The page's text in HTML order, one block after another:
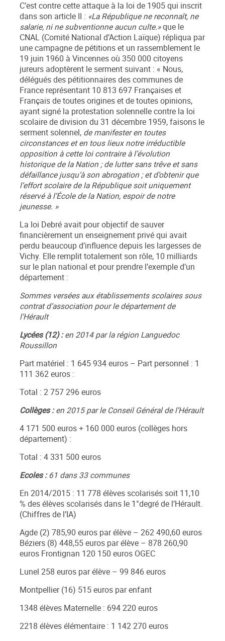
C’est contre cette attaque à la loi de 1905 qui inscrit
dans son article II : «La République ne reconnaît, ne
salarie, ni ne subventionne aucun culte.»que le
CNAL (Comité National d’Action Laïque) répliqua par
une campagne de pétitions et un rassemblement le
19 juin 1960 à Vincennes où 350 000 citoyens
jureurs adoptèrent le serment suivant : « Nous,
délégués des pétitionnaires des communes de
France représentant 10 813 697 Françaises et
Français de toutes origines et de toutes opinions,
ayant signé la protestation solennelle contre la loi
scolaire de division du 31 décembre 1959, faisons le
serment solennel, de manifester en toutes
circonstances et en tous lieux notre irréductible
opposition à cette loi contraire à l’évolution
historique de la Nation ; de lutter sans trêve et sans
défaillance jusqu’à son abrogation ; et d’obtenir que
l’effort scolaire de la République soit uniquement
réservé à l’École de la Nation, espoir de notre
jeunesse. »
La loi Debré avait pour objectif de sauver
financièrement un enseignement privé qui avait
perdu beaucoup d’influence depuis les largesses de
Vichy. Elle remplit totalement son rôle, 10 milliards
sur le plan national et pour prendre l’exemple d’un
département :
Sommes versées aux établissements scolaires sous
contrat d’association pour le département de
l’Hérault
Lycées (12) :en 2014 par la région Languedoc
Roussillon
Part matériel : 1 645 934 euros – Part personnel : 1
111 362 euros :
Total : 2 757 296 euros
Collèges :en 2015 par le Conseil Général de l’Hérault
4 171 500 euros + 160 000 euros (collèges hors
département) :
Total : 4 331 500 euros
Ecoles :61 dans 33 communes
En 2014/2015 : 11 778 élèves scolarisés soit 11,10
% des élèves scolarisés dans le 1°degré de l’Hérault.
(Chiffres de l’IA)
Agde (2) 785,90 euros par élève – 262 490,60 euros
Béziers (8) 448,55 euros par élève – 878 260,90
euros Frontignan 120 150 euros OGEC
Lunel 258 euros par élève – 99 846 euros
Montpellier (16) 515 euros par enfant
1348 élèves Maternelle : 694 220 euros
2218 élèves élémentaire : 1 142 270 euros